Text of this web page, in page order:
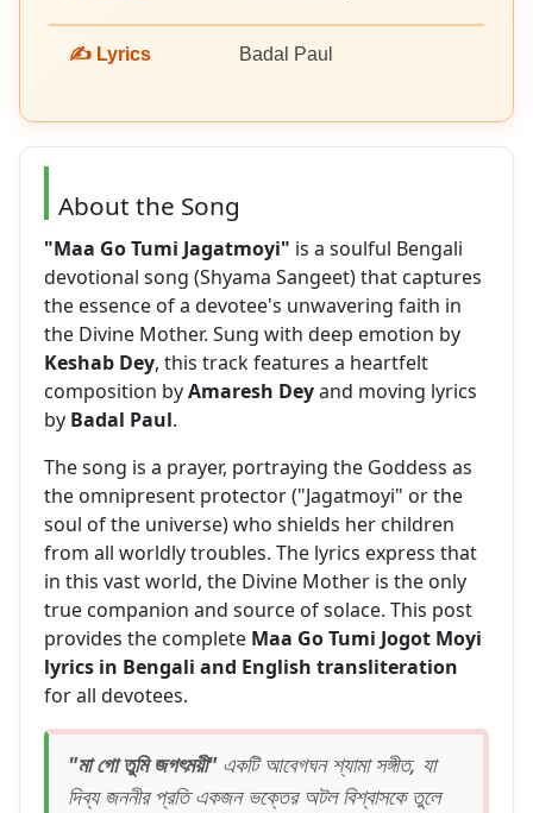
✍️ Lyrics Badal Paul
About the Song
"Maa Go Tumi Jagatmoyi" is a soulful Bengali
devotional song (Shyama Sangeet) that captures
the essence of a devotee's unwavering faith in
the Divine Mother. Sung with deep emotion by
Keshab Dey, this track features a heartfelt
composition byAmaresh Deyand moving lyrics
by Badal Paul.
The song is a prayer, portraying the Goddess as
the omnipresent protector ("Jagatmoyi" or the
soul of the universe) who shields her children
from all worldly troubles. The lyrics express that
in this vast world, the Divine Mother is the only
true companion and source of solace. This post
provides the complete Maa Go Tumi Jogot Moyi
lyrics in Bengali and English transliteration
for all devotees.
"মা গো তুমি জগৎময়ী"একটি আবেগঘন শ্যামা সঙ্গীত, যা
দিব্য জননীর প্রতি একজন ভক্তের অটল বিশ্বাসকে তুলে